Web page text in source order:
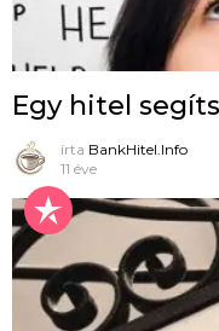
Egy hitel
írta BankHitel.Info
11 éve